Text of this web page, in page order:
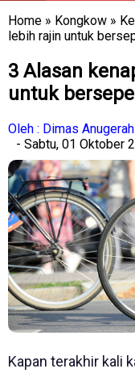
Home » Kongkow »
lebih rajin untuk
3 Alasan
untuk
Oleh : Dimas
- Sabtu, 01 Oktober
Kapan terakhir kali